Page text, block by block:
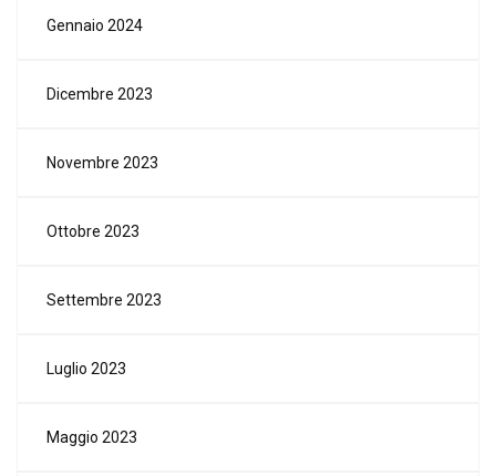
Gennaio 2024
Dicembre 2023
Novembre 2023
Ottobre 2023
Settembre 2023
Luglio 2023
Maggio 2023